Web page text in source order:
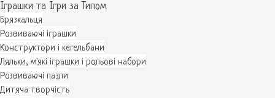
Іграшки та Ігри за Типом
Брязкальця
Розвиваючі іграшки
Конструктори і кегельбани
Ляльки, м'які іграшки і рольові набори
Розвиваючі пазли
Дитяча творчість